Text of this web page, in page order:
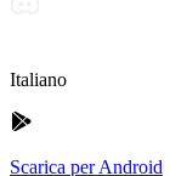
Italiano
Scarica per Android